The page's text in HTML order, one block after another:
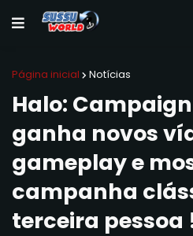
Página inicial Notícias
Halo:
ganha novos
gameplay e
campanha
terceira pessoa